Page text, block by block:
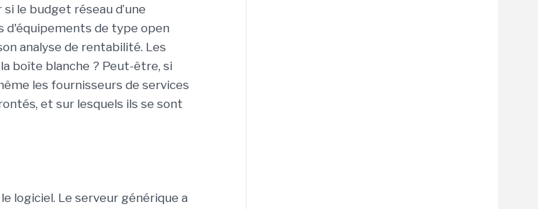
le budget réseau d’une
de type open
analyse de rentabilité. Les
boîte blanche ? Peut-être, si
les fournisseurs de services
et sur lesquels ils se sont
logiciel. Le serveur générique a